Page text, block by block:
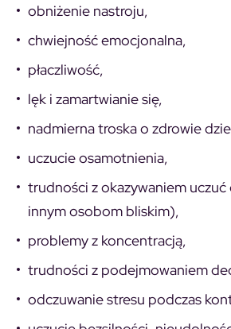
obniżenie nastroju,
chwiejność emocjonalna,
płaczliwość,
lęk i zamartwianie się,
nadmierna troska o zdrowie
uczucie osamotnienia,
trudności z okazywaniem
innym osobom bliskim),
problemy z koncentracją,
trudności z podejmowaniem
odczuwanie stresu podczas